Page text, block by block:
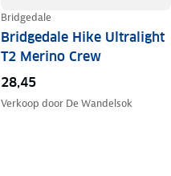
Bridgedale
Bridgedale Hike Ultralight
T2 Merino Crew
28,45
Verkoop door De Wandelsok